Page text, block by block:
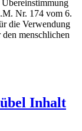
Nr. 174 vom 6.
die Verwendung
menschlichen
Inhalt